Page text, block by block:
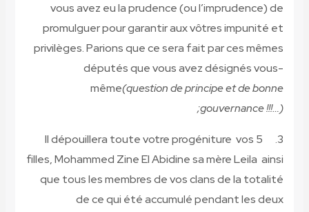
vous
Il
filles,
que